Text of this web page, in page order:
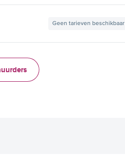
Geen tarieven beschikbaar